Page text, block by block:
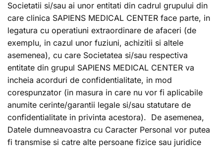
Societatii si/sau ai unor entitati din cadrul grupului din
care clinica SAPIENS MEDICAL CENTER face parte, in
legatura cu operatiuni extraordinare de afaceri (de
exemplu, in cazul unor fuziuni, achizitii si altele
asemenea), cu care Societatea si/sau respectiva
entitate din grupul SAPIENS MEDICAL CENTER va
incheia acorduri de confidentialitate, in mod
corespunzator (in masura in care nu vor fi aplicabile
anumite cerinte/garantii legale si/sau statutare de
confidentialitate in privinta acestora). De asemenea,
Datele dumneavoastra cu Caracter Personal vor putea
fi transmise si catre alte persoane fizice sau juridice